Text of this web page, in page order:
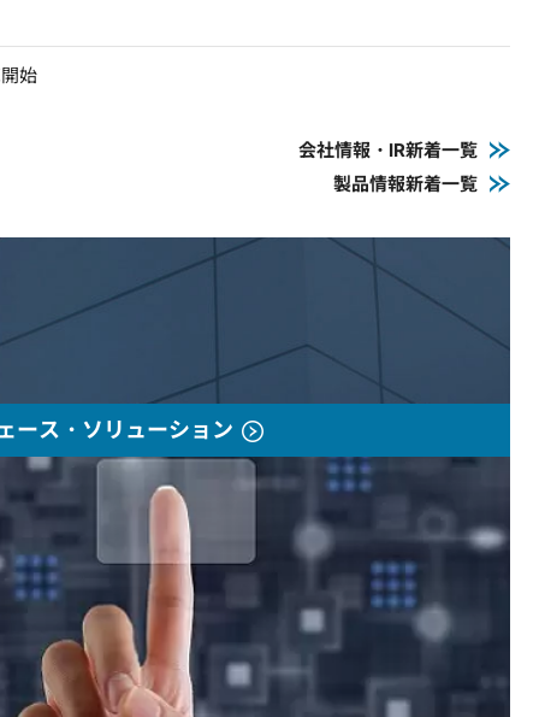
始
会社情報・IR新着一覧
製品情報新着一覧
ース・ソリューション